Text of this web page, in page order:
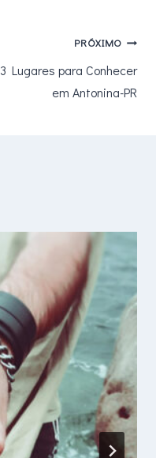
PRÓXIMO
3 Lugares para Conhecer
em Antonina-PR